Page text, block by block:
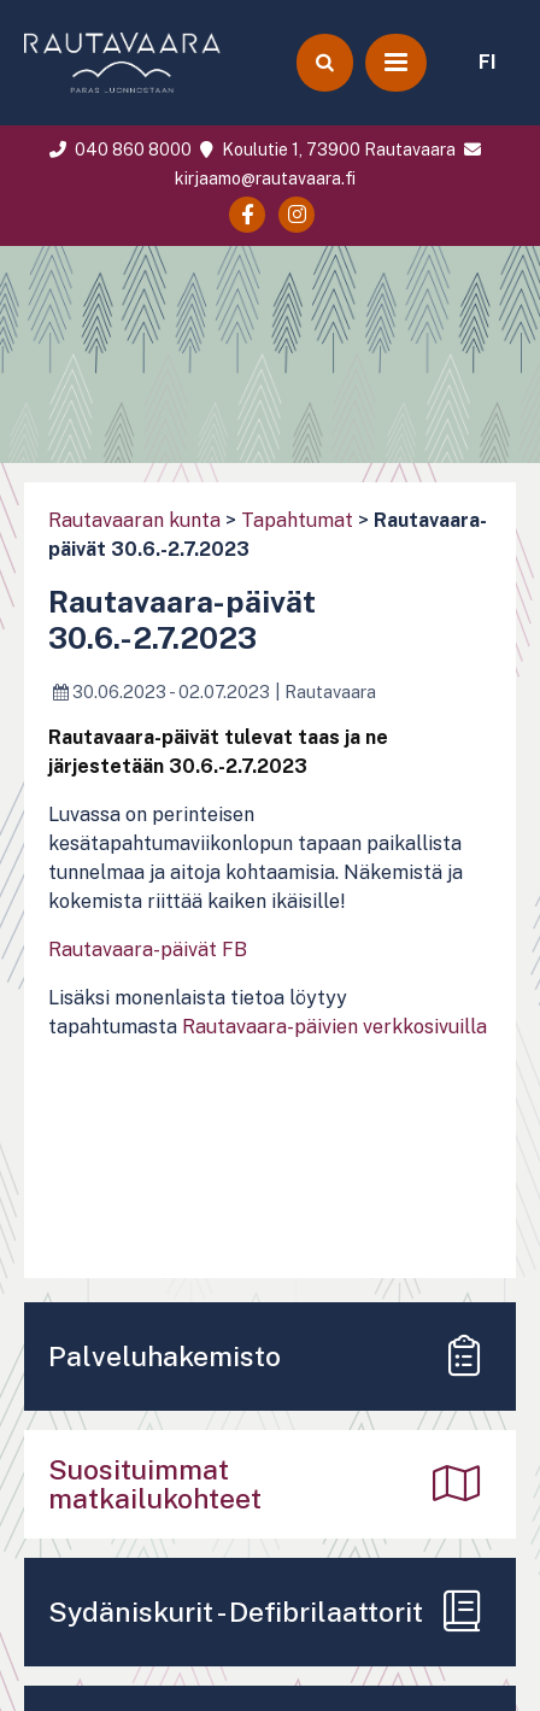
FI
040 860 8000
Koulutie 1, 73900 Rautavaara
kirjaamo@rautavaara.fi
Rautavaaran kunta > Tapahtumat > Rautavaara-
päivät 30.6.-2.7.2023
Rautavaara-päivät
30.6.-2.7.2023
30.06.2023 - 02.07.2023 Rautavaara
Rautavaara-päivät tulevat taas ja ne
järjestetään 30.6.-2.7.2023
Luvassa on perinteisen
kesätapahtumaviikonlopun tapaan paikallista
tunnelmaa ja aitoja kohtaamisia. Näkemistä ja
kokemista riittää kaiken ikäisille!
Rautavaara-päivät FB
Lisäksi monenlaista tietoa löytyy
tapahtumasta Rautavaara-päivien verkkosivuilla
Palveluhakemisto
Suosituimmat
matkailukohteet
Sydäniskurit - Defibrilaattorit